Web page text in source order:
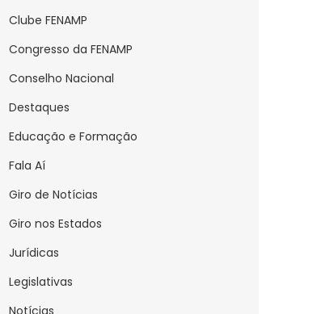
Clube FENAMP
Congresso da FENAMP
Conselho Nacional
Destaques
Educação e Formação
Fala Aí
Giro de Notícias
Giro nos Estados
Jurídicas
Legislativas